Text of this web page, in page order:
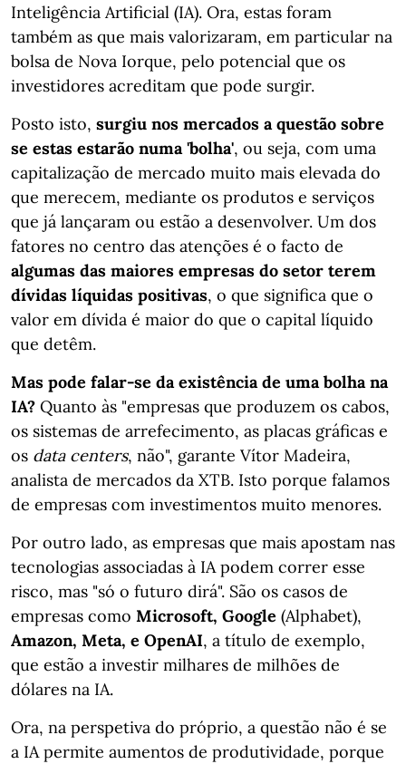
Inteligência Artificial (IA). Ora, estas foram
também as que mais valorizaram, em particular na
bolsa de Nova Iorque, pelo potencial que os
investidores acreditam que pode surgir.
Posto isto, surgiu nos mercados a questão sobre
se estas estarão numa 'bolha', ou seja, com uma
capitalização de mercado muito mais elevada do
que merecem, mediante os produtos e serviços
que já lançaram ou estão a desenvolver. Um dos
fatores no centro das atenções é o facto de
algumas das maiores empresas do setor terem
dívidas líquidas positivas, o que significa que o
valor em dívida é maior do que o capital líquido
que detêm.
Mas pode falar-se da existência de uma bolha na
IA? Quanto às "empresas que produzem os cabos,
os sistemas de arrefecimento, as placas gráficas e
os data centers, não", garante Vítor Madeira,
analista de mercados da XTB. Isto porque falamos
de empresas com investimentos muito menores.
Por outro lado, as empresas que mais apostam nas
tecnologias associadas à IA podem correr esse
risco, mas "só o futuro dirá". São os casos de
empresas como Microsoft, Google (Alphabet),
Amazon, Meta, e OpenAI, a título de exemplo,
que estão a investir milhares de milhões de
dólares na IA.
Ora, na perspetiva do próprio, a questão não é se
a IA permite aumentos de produtividade, porque